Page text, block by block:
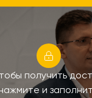
получить
и